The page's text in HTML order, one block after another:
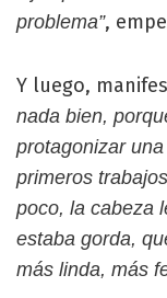
problema”,
Y luego,
nada bien,
protagonizar
primeros
poco, la cabeza
estaba gorda,
más linda, más